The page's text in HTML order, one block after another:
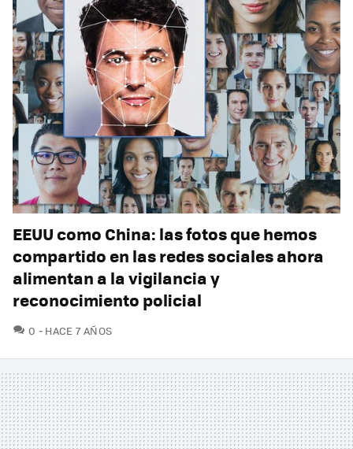
EEUU como China: las fotos que hemos
compartido en las redes sociales ahora
alimentan a la vigilancia y
reconocimiento policial
0 COMENTARIOS
HACE 7 AÑOS